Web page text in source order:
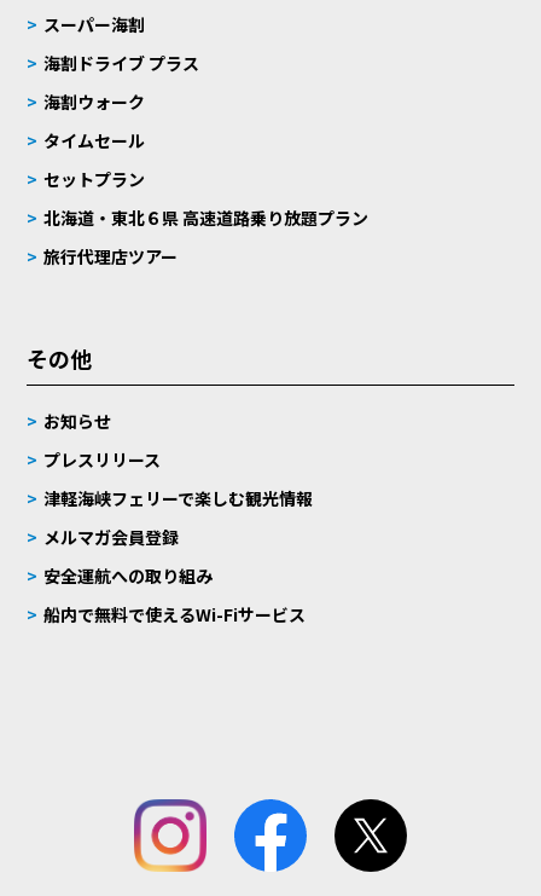
スーパー海割
海割ドライブ プラス
海割ウォーク
タイムセール
セットプラン
北海道・東北６県 高速道路乗り放題プラン
旅行代理店ツアー
その他
お知らせ
プレスリリース
津軽海峡フェリーで楽しむ観光情報
メルマガ会員登録
安全運航への取り組み
船内で無料で使えるWi-Fiサービス